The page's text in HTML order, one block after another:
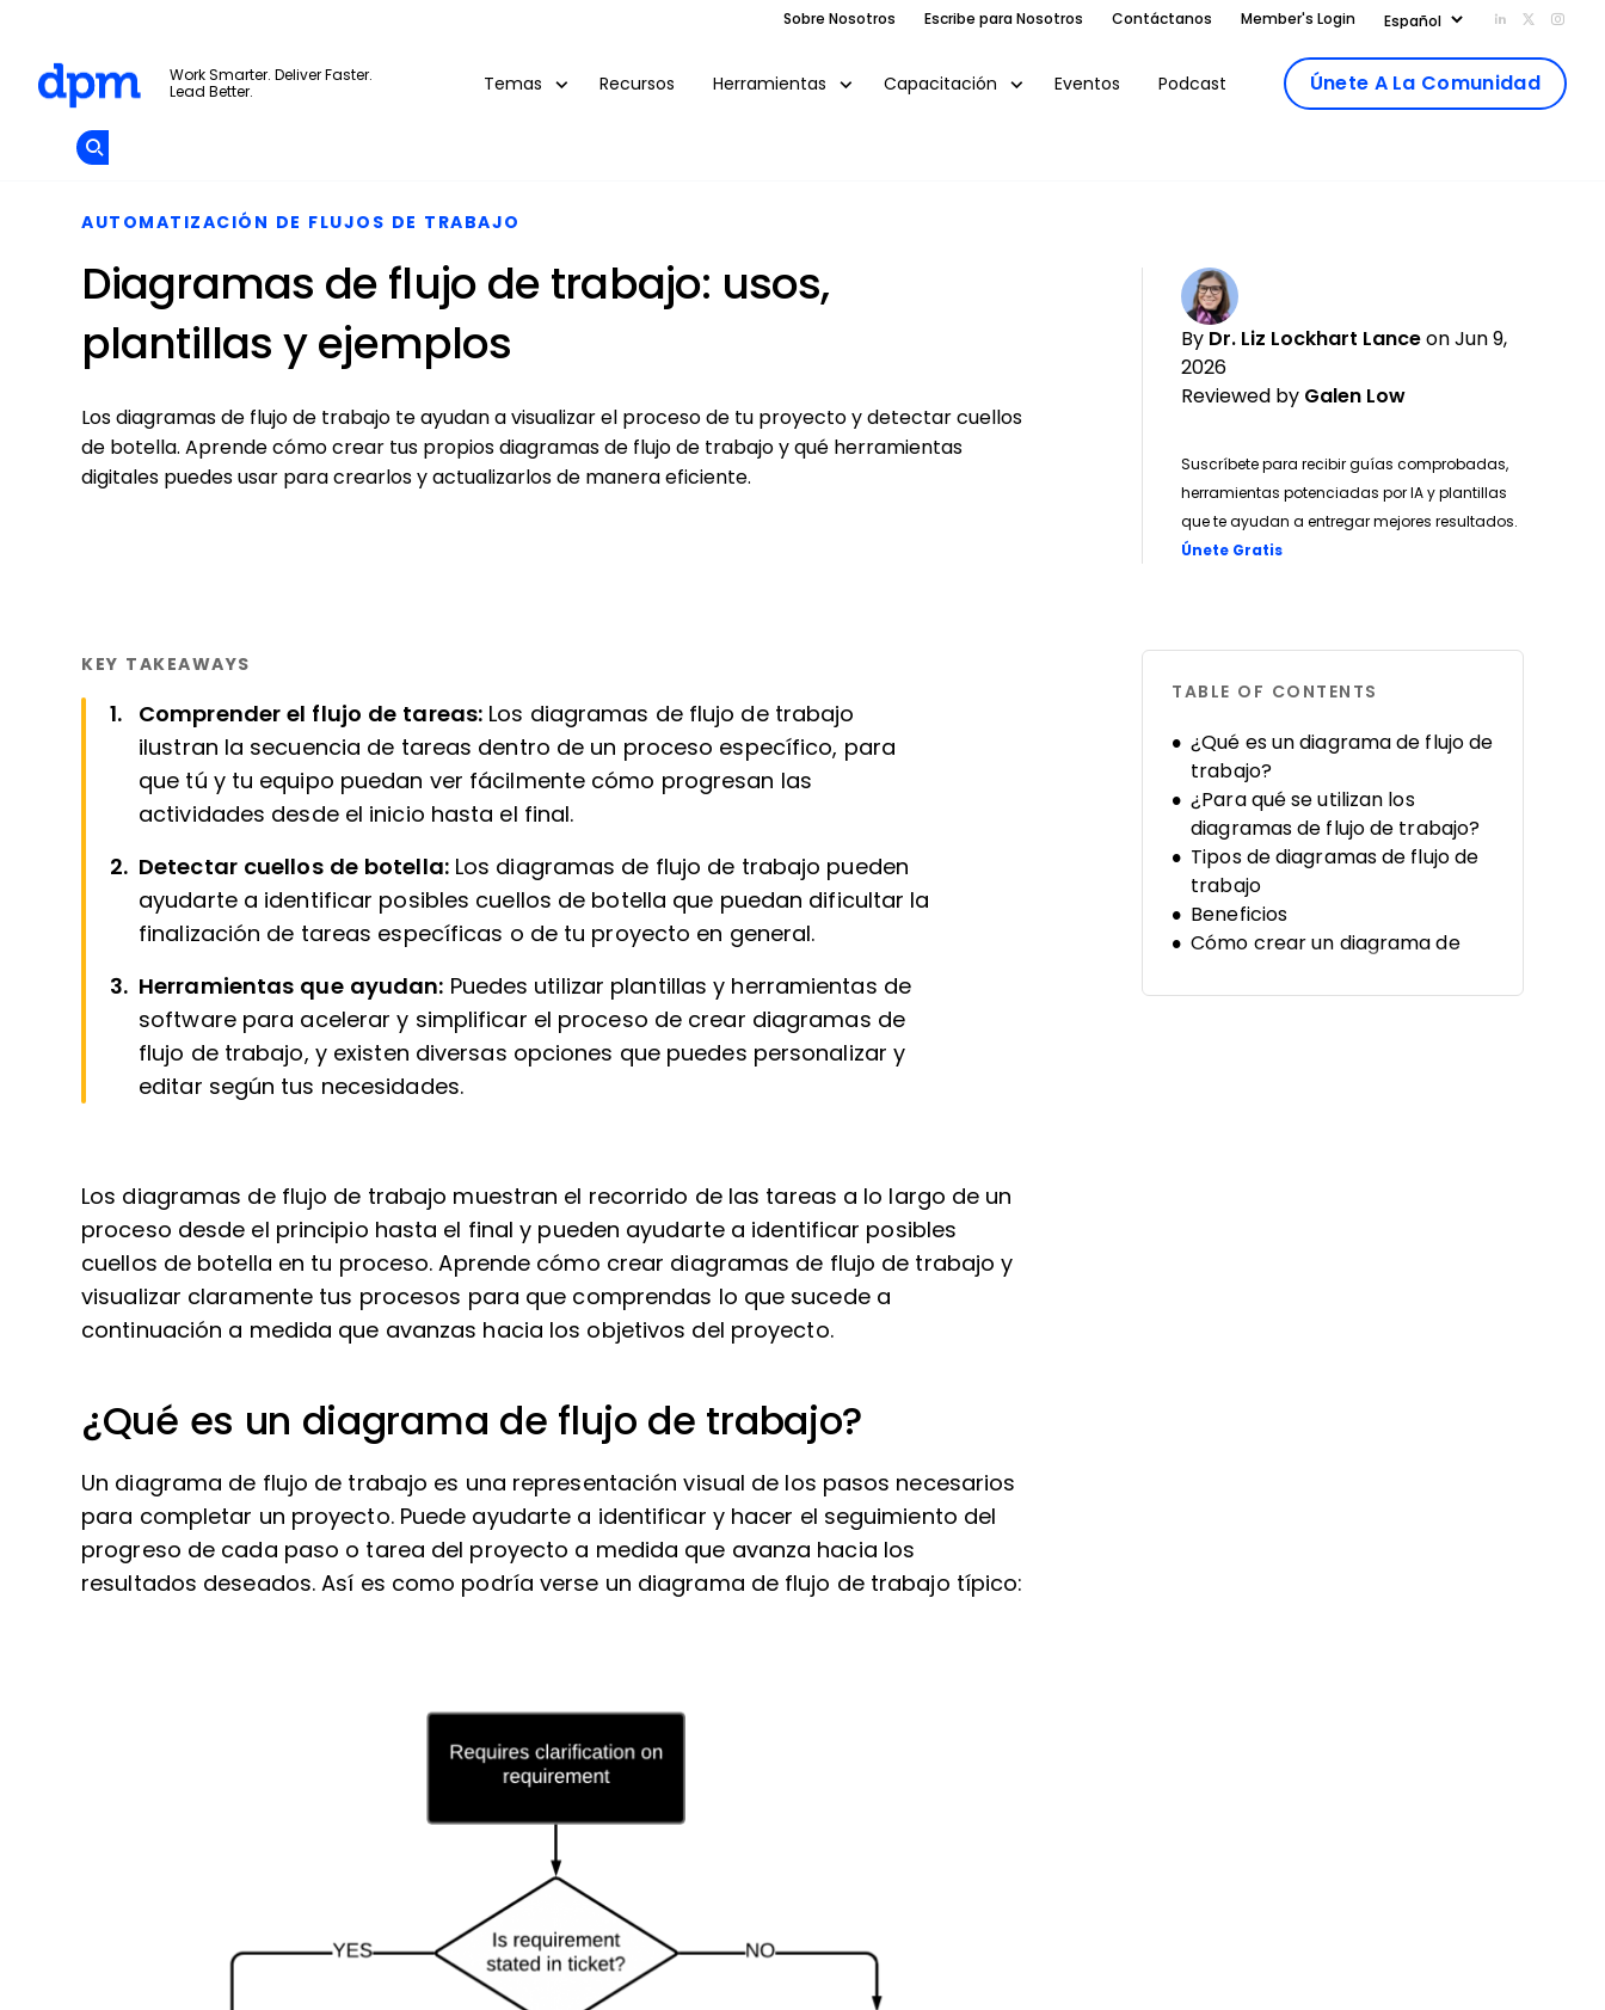
Skip to main content
Sobre Nosotros Escribe para Nosotros Contáctanos Member's Login Add us on
Follow
Work Smarter. Deliver Faster.
Lead Better.
Temas Recursos Herramientas Capacitación Eventos Podcast Únete A La Comunidad
Add as
AUTOMATIZACIÓN DE FLUJOS DE TRABAJO
Diagramas de flujo de trabajo: usos,
plantillas y ejemplos
By Dr. Liz Lockhart Lance on Jun 9,
2026
Reviewed by Galen Low
Suscríbete para recibir guías comprobadas,
herramientas potenciadas por IA y plantillas
que te ayudan a entregar mejores resultados.
Únete GratisOpens new window
Los diagramas de flujo de trabajo te ayudan a visualizar el proceso de tu proyecto y detectar cuellos
de botella. Aprende cómo crear tus propios diagramas de flujo de trabajo y qué herramientas
digitales puedes usar para crearlos y actualizarlos de manera eficiente.
KEY TAKEAWAYS
Comprender el flujo de tareas: Los diagramas de flujo de trabajo
ilustran la secuencia de tareas dentro de un proceso específico, para
que tú y tu equipo puedan ver fácilmente cómo progresan las
actividades desde el inicio hasta el final.
Detectar cuellos de botella: Los diagramas de flujo de trabajo pueden
ayudarte a identificar posibles cuellos de botella que puedan dificultar la
finalización de tareas específicas o de tu proyecto en general.
Herramientas que ayudan: Puedes utilizar plantillas y herramientas de
software para acelerar y simplificar el proceso de crear diagramas de
flujo de trabajo, y existen diversas opciones que puedes personalizar y
editar según tus necesidades.
Los diagramas de flujo de trabajo muestran el recorrido de las tareas a lo largo de un
proceso desde el principio hasta el final y pueden ayudarte a identificar posibles
cuellos de botella en tu proceso. Aprende cómo crear diagramas de flujo de trabajo y
visualizar claramente tus procesos para que comprendas lo que sucede a
continuación a medida que avanzas hacia los objetivos del proyecto.
¿Qué es un diagrama de flujo de trabajo?
Un diagrama de flujo de trabajo es una representación visual de los pasos necesarios
para completar un proyecto. Puede ayudarte a identificar y hacer el seguimiento del
progreso de cada paso o tarea del proyecto a medida que avanza hacia los
resultados deseados. Así es como podría verse un diagrama de flujo de trabajo típico:
TABLE OF CONTENTS
¿Qué es un diagrama de flujo de
trabajo?
¿Para qué se utilizan los
diagramas de flujo de trabajo?
Tipos de diagramas de flujo de
trabajo
Beneficios
Cómo crear un diagrama de
Símbolos y formas comunes